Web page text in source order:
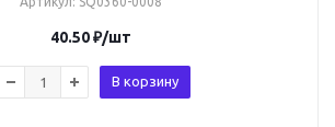
40.50₽/шт
В корзину